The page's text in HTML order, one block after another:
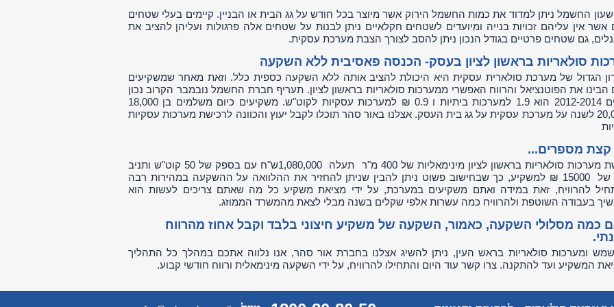
החשמל ניתן למדוד את כמות החשמל הירוק אשר מיוצר בכל חודש על גג הבית או הבניין. קיימים בעלי שטחים
אשר אין עליהם זכויות בנייה ומיועדים לשטחים חקלאיים ניתן לבנות על שטחים אלה פרגולות ועליהן להציב את
גם שטחים פרטיים בגודל הנכון ניתן להסב לצורך הצבת מערכת עסקית.
סולאריות בראשון לציון בעסק- הכנסה פאסיבית ללא השקעה
הגדול של מערכת סולארית עסקית היא היכולת להציב אותה ללא השקעה כספית כלל. וזאת מאחר שמשקיעים
הבינו את הפוטנציאל והרווח האפשרי ממערכות סולאריות בראשון לציון. תעריף חברת החשמל נובמבר הקרוב נכון
לשנים 2012-2014 הוא 1.9 למערכות ביתיות ו 0.9 ₪ למערכות עסקיות לקוט"ש. משקיעים כיום משלמים בן 18,000
ל20,000 לשנה על מערכת עסקית על גג בית העסק. אצלנו באור סהר תוכלו לקבל יעוץ והכוונה לרכישת מערכות עסקיות
קצת מספרים...
רכישת מערכות סולאריות בראשון לציון מינימאליות של 400 מ"ר תעלה 1,080,000ש"ח עם בספק של 50 קוט"ש ותניב
רווח של 15000 ₪ למשקיע, כך שבחישוב פשוט ניתן להבין שניתן להחזיר את ההלוואה על ההשקעה במהירות רבה
להרוויח, זאת במידה ואתם משקיעים במערכת, על ידי מציאת משקיע כל מה שאתם צריכים לעשות הוא
בעבודה השוטפת ולהרוויח כמה עשרות אלפי שקלים בשנה מבלי לצאת מהמשרד הממוזג.
כמה מסלולי השקעה, כאמור, השקעה של משקיע חיצוני בלבד וקבל אחוז מהרווח
ומערכות סולאריות בראש העין, ניתן להשיג אצלנו בחברת אור סהר, אנו נלווה אתכם במהלך כל התהליך
המשקיע ועד להתקנה. צרו קשר עוד היום והתחילו להרוויח, על ידי השקעה מינימאלית ורווח חודשי קבוע.